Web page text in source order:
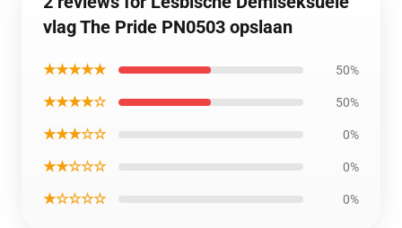
vlag The Pride PN0503 opslaan
★★★★★ 50%
★★★★☆ 50%
★★★☆☆ 0%
★★☆☆☆ 0%
★☆☆☆☆ 0%